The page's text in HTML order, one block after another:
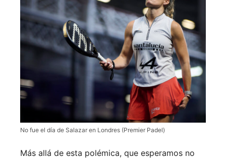
No fue el día de Salazar en Londres (Premier Padel)
Más allá de esta polémica, que esperamos no